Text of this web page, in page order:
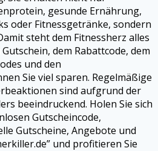
gesunde Ernährung,
oder Fitnessgetränke, sondern
steht dem Fitnessherz alles
dem Rabattcode, dem
und den
Sie viel sparen. Regelmäßige
sind aufgrund der
beeindruckend. Holen Sie sich
Gutscheincode,
Gutscheine, Angebote und
und profitieren Sie